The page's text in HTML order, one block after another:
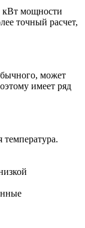
кВт мощности
точный расчет,
может
имеет ряд
температура.